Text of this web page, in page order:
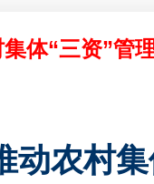
体“三资”管
动农村